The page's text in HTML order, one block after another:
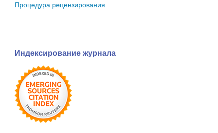
Процедура рецензирования
Индексирование журнала